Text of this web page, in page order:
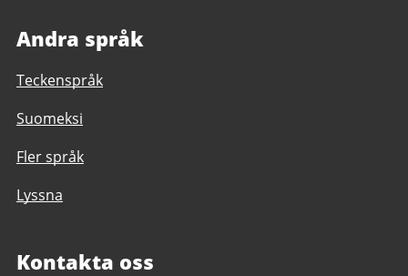
Andra språk
Teckenspråk
Suomeksi
Fler språk
Lyssna
Kontakta oss